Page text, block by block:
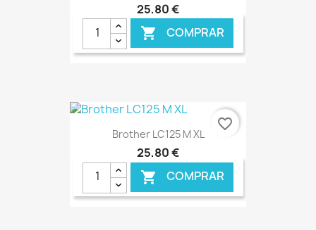
25,80 €
 COMPRAR
€ ONLINE
Brother LC125 M XL
25,80 €
 COMPRAR
favorite_border